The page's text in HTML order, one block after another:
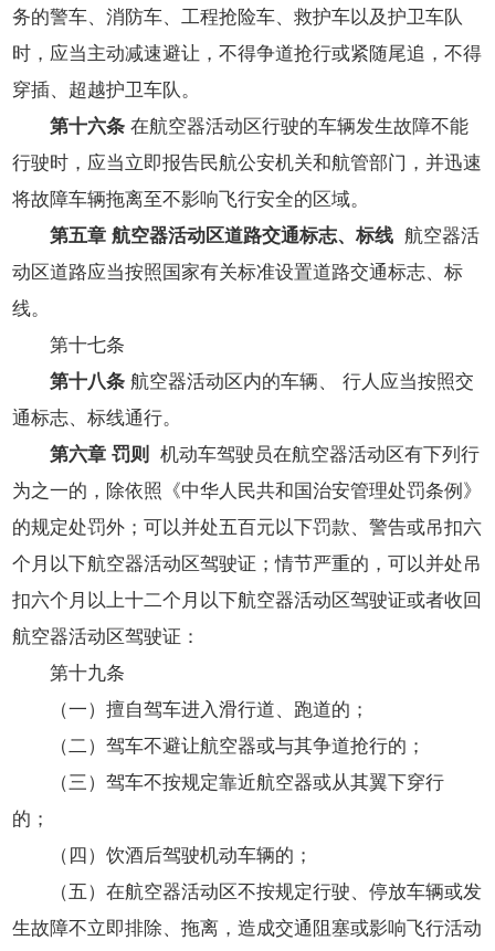
务的警车、消防车、工程抢险车、救护车以及护卫车队
时，应当主动减速避让，不得争道抢行或紧随尾追，不得
穿插、超越护卫车队。
第十六条在航空器活动区行驶的车辆发生故障不能
行驶时，应当立即报告民航公安机关和航管部门，并迅速
将故障车辆拖离至不影响飞行安全的区域。
第五章 航空器活动区道路交通标志、标线 航空器活
动区道路应当按照国家有关标准设置道路交通标志、标
线。
第十七条
第十八条航空器活动区内的车辆、 行人应当按照交
通标志、标线通行。
第六章 罚则 机动车驾驶员在航空器活动区有下列行
为之一的，除依照《中华人民共和国治安管理处罚条例》
的规定处罚外；可以并处五百元以下罚款、警告或吊扣六
个月以下航空器活动区驾驶证；情节严重的，可以并处吊
扣六个月以上十二个月以下航空器活动区驾驶证或者收回
航空器活动区驾驶证：
第十九条
（一）擅自驾车进入滑行道、跑道的；
（二）驾车不避让航空器或与其争道抢行的；
（三）驾车不按规定靠近航空器或从其翼下穿行
的；
（四）饮酒后驾驶机动车辆的；
（五）在航空器活动区不按规定行驶、停放车辆或发
生故障不立即排除、拖离，造成交通阻塞或影响飞行活动